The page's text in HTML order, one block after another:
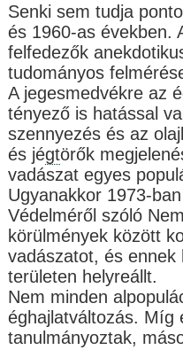
Senki sem tudja
és 1960-as években.
felfedezők
tudományos
A jegesmedvékre az
tényező is hatással
szennyezés és az
és jégtörők
vadászat egyes
Ugyanakkor 1973-
Védelméről szóló
körülmények között
vadászatot, és ennek
területen helyreállt.
Nem minden
éghajlatváltozás. Míg
tanulmányoztak,